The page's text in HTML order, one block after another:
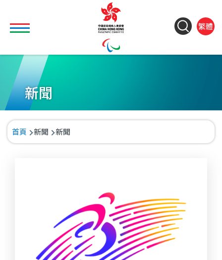
&
Font
繁體
Toggle main menu visibility
新聞
導
航
首頁 新聞 新聞